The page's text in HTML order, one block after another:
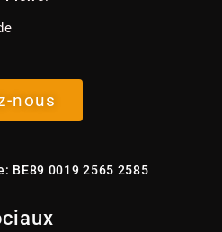
nous
BE89 0019 2565 2585